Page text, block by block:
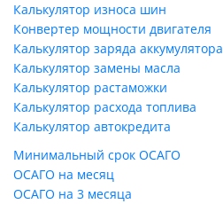
Калькулятор износа шин
Конвертер мощности двигателя
Калькулятор заряда аккумулятора
Калькулятор замены масла
Калькулятор растаможки
Калькулятор расхода топлива
Калькулятор автокредита
Минимальный срок ОСАГО
ОСАГО на месяц
ОСАГО на 3 месяца